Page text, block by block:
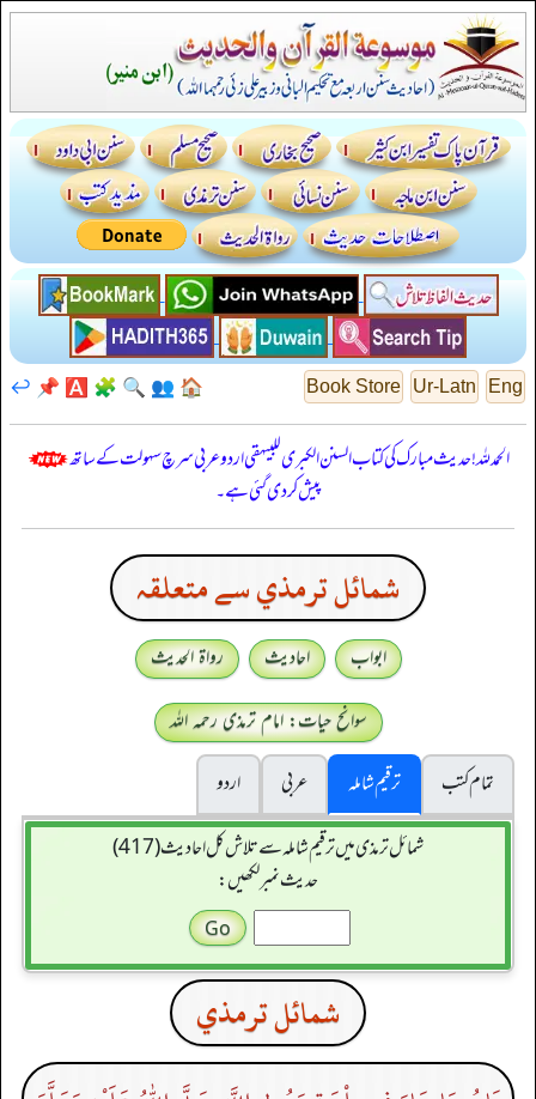
Eng
Ur-Latn
Book Store
🏠
👥
🔍
🧩
🅰️
📌
↩️
الحمدللہ! حدیث مبارک کی کتاب السنن الكبرى للبيهقي اردو عربی سرچ سہولت کے ساتھ
پیش کر دی گئی ہے۔
شمائل ترمذي سے متعلقہ
ابواب احادیث
رواۃ الحدیث
سوانح حیات: امام ترمذی رحمہ اللہ
تمام کتب
ترقیم شاملہ عربی
اردو
شمائل ترمذی میں ترقیم شاملہ سے تلاش کل احادیث (417)
حدیث نمبر لکھیں:
شمائل ترمذي